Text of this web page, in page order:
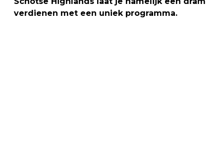
verdienen met een uniek programma.